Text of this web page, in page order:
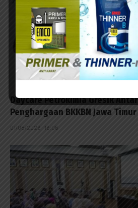
Daycare Petrokimia Gresik
Penghargaan BKKBN Jawa Timur
01/08/2026 - 16:06